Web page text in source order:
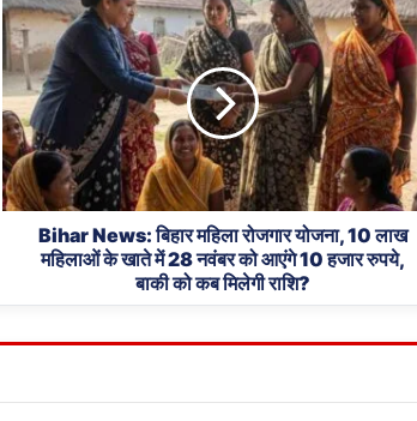
Bihar
News:
बिहार
महिला
रोजगार
योजना,
10
लाख
महिलाओं
28
10
Bihar News: बिहार महिला रोजगार योजना, 10 लाख
महिलाओं के खाते में 28 नवंबर को आएंगे 10 हजार रुपये,
बाकी को कब मिलेगी राशि?